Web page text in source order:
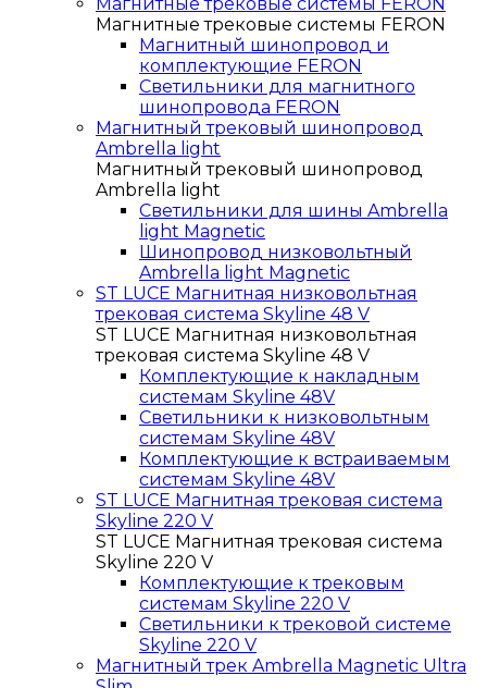
Магнитные трековые системы FERON
Магнитный шинопровод и
комплектующие FERON
Светильники для магнитного
шинопровода FERON
Магнитный трековый шинопровод
Ambrella light
Магнитный трековый шинопровод
Ambrella light
Светильники для шины Ambrella
light Magnetic
Шинопровод низковольтный
Ambrella light Magnetic
ST LUCE Магнитная низковольтная
трековая система Skyline 48 V
ST LUCE Магнитная низковольтная
трековая система Skyline 48 V
Комплектующие к накладным
системам Skyline 48V
Светильники к низковольтным
системам Skyline 48V
Комплектующие к встраиваемым
системам Skyline 48V
ST LUCE Магнитная трековая система
Skyline 220 V
ST LUCE Магнитная трековая система
Skyline 220 V
Комплектующие к трековым
системам Skyline 220 V
Светильники к трековой системе
Skyline 220 V
Магнитный трек Ambrella Magnetic Ultra